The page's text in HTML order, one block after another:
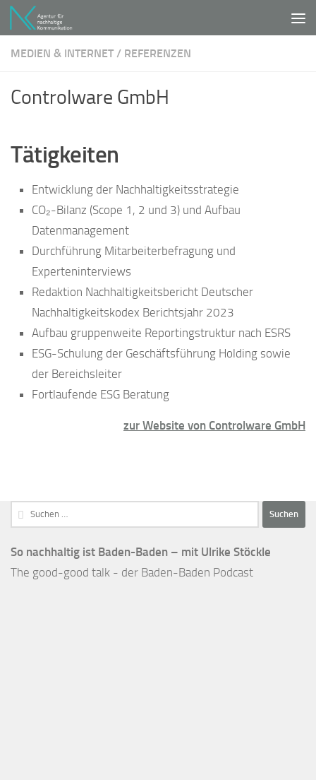
Unter dem Inhalt
MEDIEN & INTERNET / REFERENZEN
Controlware GmbH
Tätigkeiten
Entwicklung der Nachhaltigkeitsstrategie
CO₂-Bilanz (Scope 1, 2 und 3) und Aufbau
Datenmanagement
Durchführung Mitarbeiterbefragung und
Experteninterviews
Redaktion Nachhaltigkeitsbericht Deutscher
Nachhaltigkeitskodex Berichtsjahr 2023
Aufbau gruppenweite Reportingstruktur nach ESRS
ESG-Schulung der Geschäftsführung Holding sowie
der Bereichsleiter
Fortlaufende ESG Beratung
zur Website von Controlware GmbH
Suchen
nach:
So nachhaltig ist Baden-Baden – mit Ulrike Stöckle
The good-good talk - der Baden-Baden Podcast